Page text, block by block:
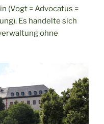
(Vogt = Advocatus =
Es handelte sich
ohne